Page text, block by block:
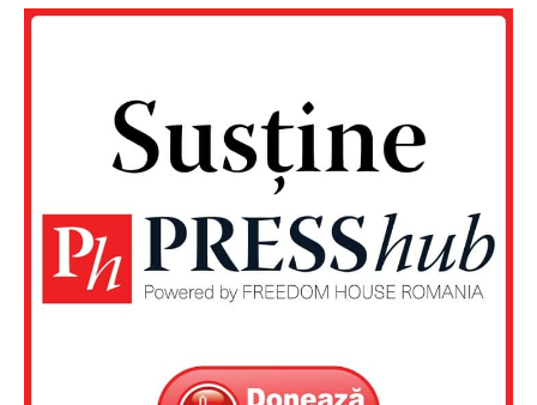
FREEDOM HOUSE ROMÂNIA
PRESShub
Proiecte editoriale
Rețea